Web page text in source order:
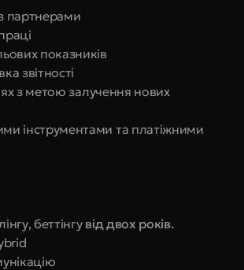
партнерами
показників
звітності
з метою залучення нових
інструментами та платіжними
беттінгу від двох років.